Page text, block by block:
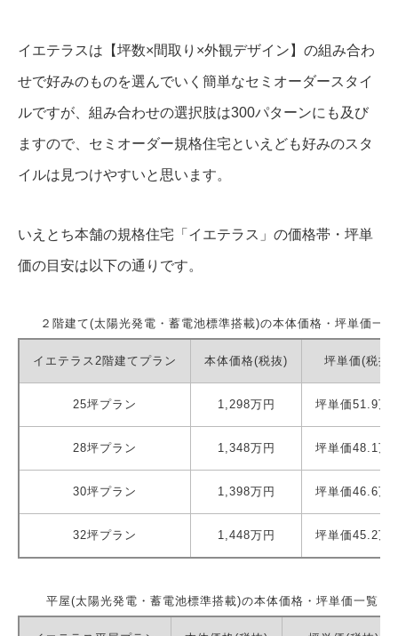
イエテラスは【坪数×間取り×外観デザイン】の組み合わ
せで好みのものを選んでいく簡単なセミオーダースタイ
ルですが、組み合わせの選択肢は300パターンにも及び
ますので、セミオーダー規格住宅といえども好みのスタ
イルは見つけやすいと思います。
いえとち本舗の規格住宅「イエテラス」の価格帯・坪単
価の目安は以下の通りです。
２階建て(太陽光発電・蓄電池標準搭載)の本体価格・坪単価一覧
イエテラス2階建てプラン 本体価格(税抜) 坪単価(税抜)
25坪プラン 1,298万円 坪単価51.9万
28坪プラン 1,348万円 坪単価48.1万
30坪プラン 1,398万円 坪単価46.6万
32坪プラン 1,448万円 坪単価45.2万
平屋(太陽光発電・蓄電池標準搭載)の本体価格・坪単価一覧